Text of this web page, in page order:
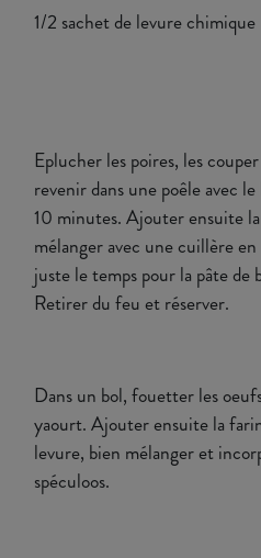
1/2 sachet de levure chimique
Eplucher les poires, les
revenir dans une poêle avec
10 minutes. Ajouter ensuite
mélanger avec une cuillère
juste le temps pour la pâte de
Retirer du feu et réserver.
Dans un bol, fouetter les
yaourt. Ajouter ensuite la
levure, bien mélanger et
spéculoos.